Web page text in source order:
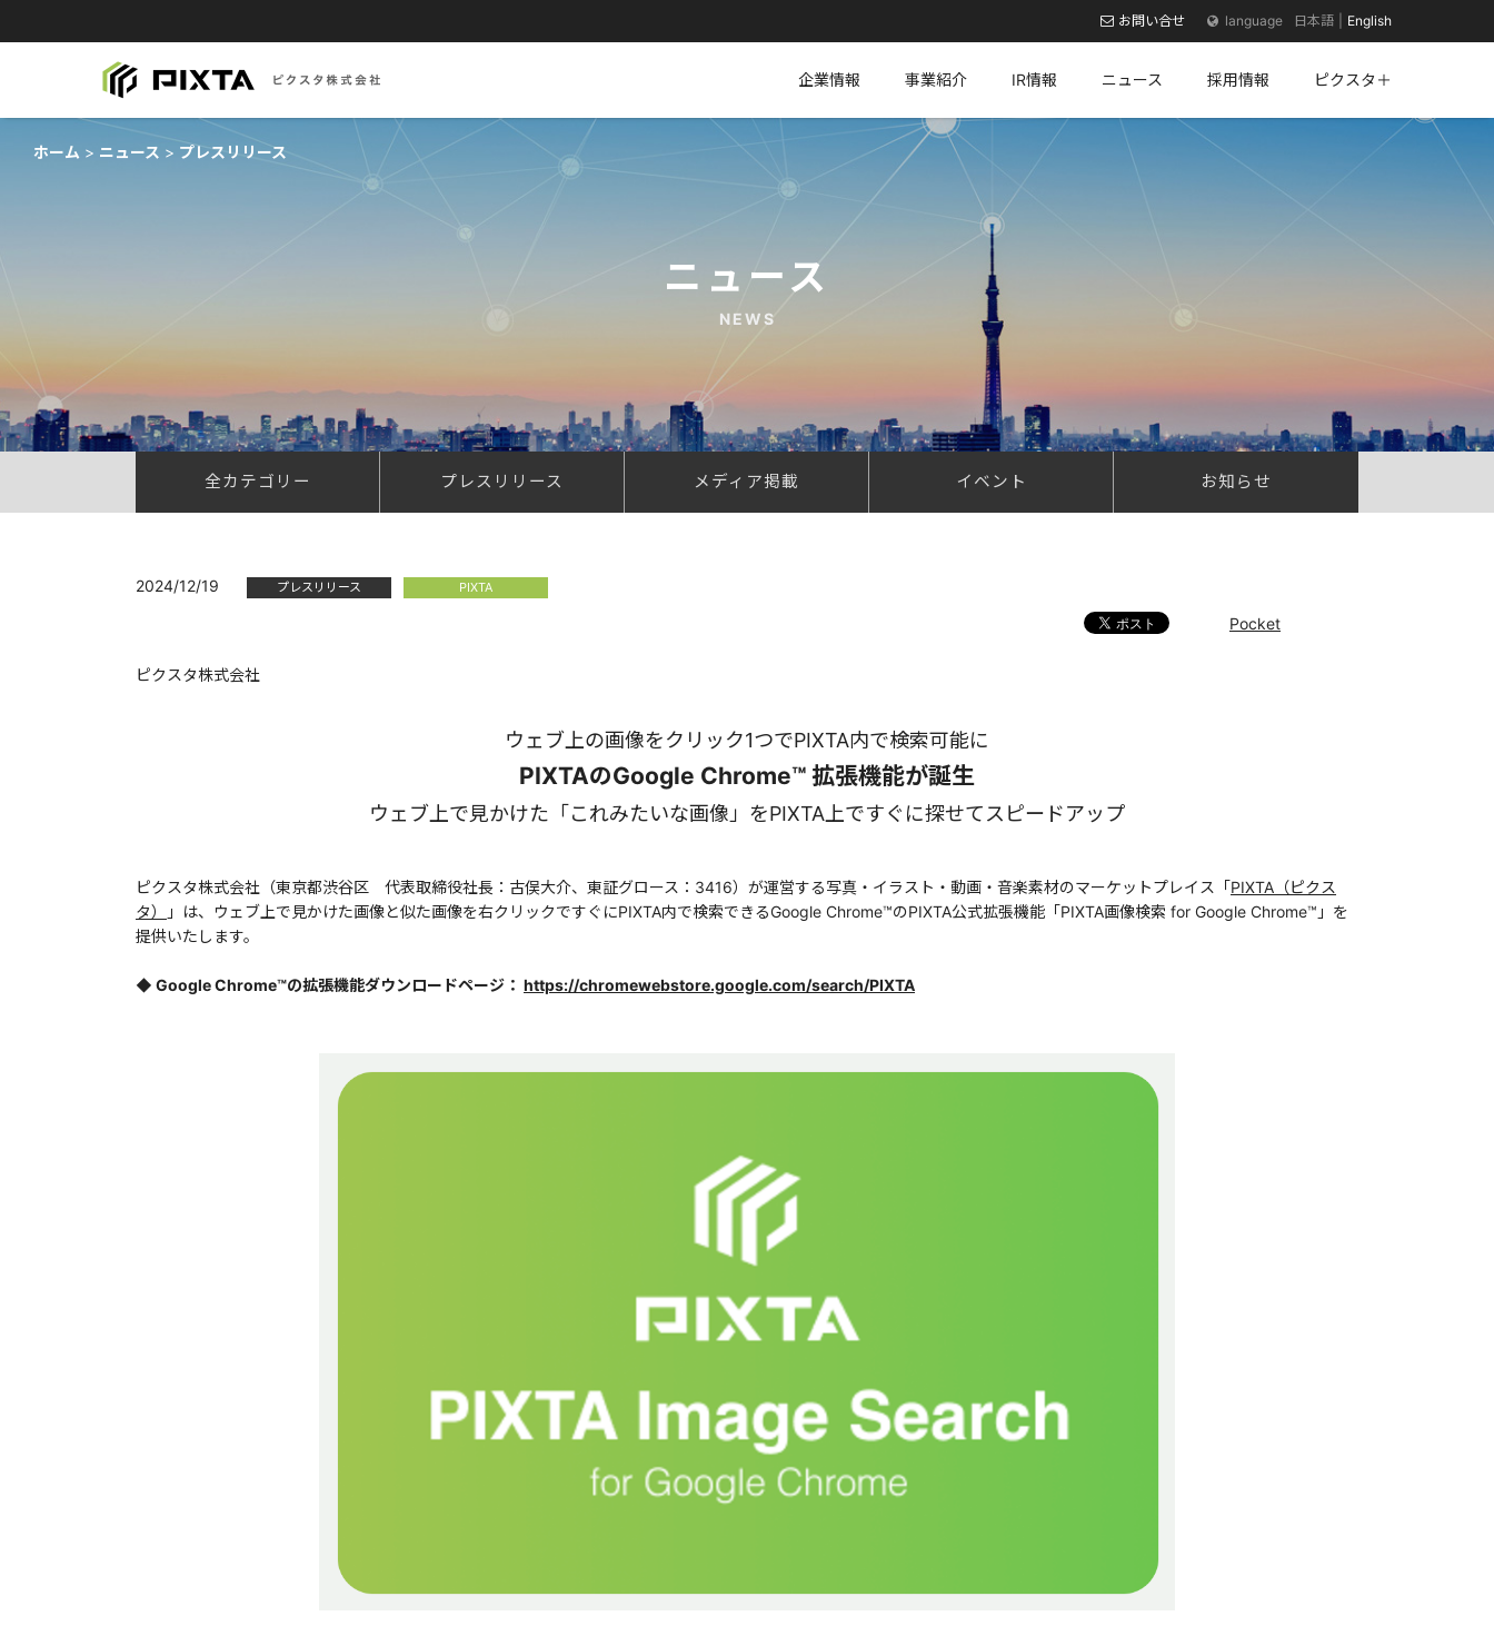
企業情報 事業紹介 IR情報 ニュース 採用情報 ピクスタ＋
お問い合せ 日本語 English
ホーム ニュース プレスリリース
ニュース
NEWS
全カテゴリー プレスリリース メディア掲載 イベント お知らせ
2024/12/19 プレスリリース PIXTA
Pocket
ピクスタ株式会社
ウェブ上の画像をクリック1つでPIXTA内で検索可能に
PIXTAのGoogle Chrome™ 拡張機能が誕生
ウェブ上で見かけた「これみたいな画像」をPIXTA上ですぐに探せてスピードアップ
ピクスタ株式会社（東京都渋谷区 代表取締役社長：古俣大介、東証グロース：3416）が運営する写真・イラスト・動画・音楽素材のマーケットプレイス「PIXTA（ピクス
タ）
」は、ウェブ上で見かけた画像と似た画像を右クリックですぐにPIXTA内で検索できるGoogle Chrome™のPIXTA公式拡張機能「PIXTA画像検索 for Google Chrome™」を
提供いたします。
◆ Google Chrome™の拡張機能ダウンロードページ： https://chromewebstore.google.com/search/PIXTA